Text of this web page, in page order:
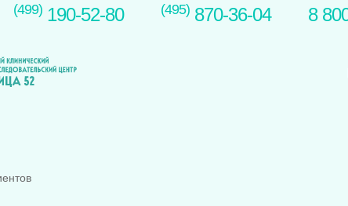
(499) 190-52-80 (495) 870-36-04 8